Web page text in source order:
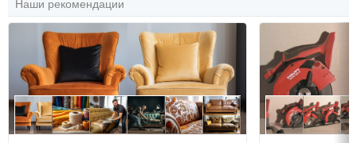
Наши рекомендации